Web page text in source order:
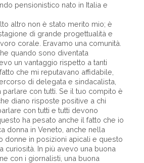
pensionistico nato in Italia e
altro non è stato merito mio; è
di grande progettualità e
corale. Eravamo una comunità.
quando sono diventata
un vantaggio rispetto a tanti
che mi reputavano affidabile,
di delegata e sindacalista,
parlare con tutti. Se il tuo compito è
diano risposte positive a chi
con tutti e tutti devono
ha pesato anche il fatto che io
donna in Veneto, anche nella
donne in posizioni apicali e questo
curiosità. In più avevo una buona
con i giornalisti, una buona